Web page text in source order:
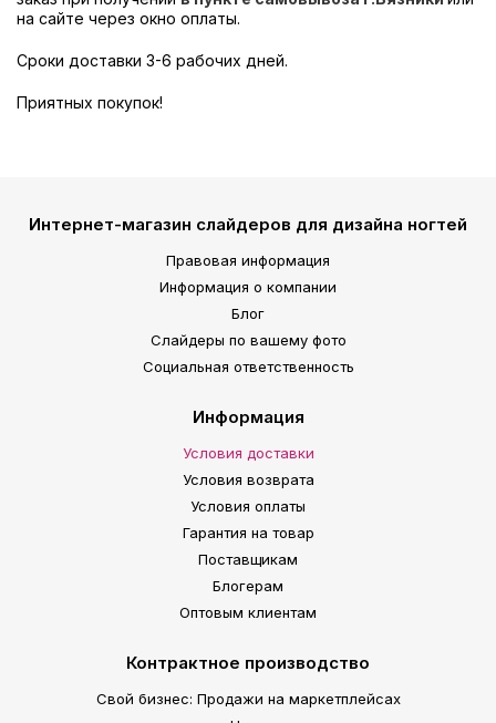
на сайте через окно оплаты.
Сроки доставки 3-6 рабочих дней.
Приятных покупок!
Интернет-магазин слайдеров для дизайна ногтей
Правовая информация
Информация о компании
Блог
Слайдеры по вашему фото
Социальная ответственность
Информация
Условия доставки
Условия возврата
Условия оплаты
Гарантия на товар
Поставщикам
Блогерам
Оптовым клиентам
Контрактное производство
Свой бизнес: Продажи на маркетплейсах